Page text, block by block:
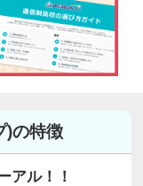
)の特徴
アル！！